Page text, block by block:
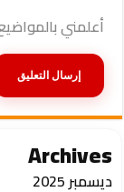
أعلمني
Archives
ديسمبر 2025